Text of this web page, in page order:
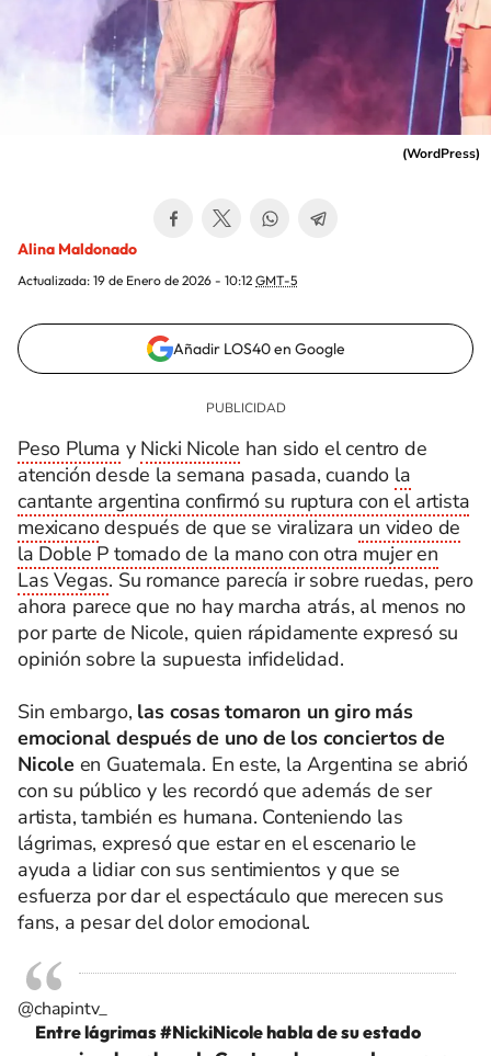
(WordPress)
Alina Maldonado
Actualizada: 19 de Enero de 2026 - 10:12 GMT-5
Añadir LOS40 en Google
Peso Pluma y Nicki Nicole han sido el centro de
atención desde la semana pasada, cuando la
cantante argentina confirmó su ruptura con el artista
mexicanodespués de que se viralizara un video de
la Doble P tomado de la mano con otra mujer en
Las Vegas. Su romance parecía ir sobre ruedas, pero
ahora parece que no hay marcha atrás, al menos no
por parte de Nicole, quien rápidamente expresó su
opinión sobre la supuesta infidelidad.
Sin embargo, las cosas tomaron un giro más
emocional después de uno de los conciertos de
Nicoleen Guatemala. En este, la Argentina se abrió
con su público y les recordó que además de ser
artista, también es humana. Conteniendo las
lágrimas, expresó que estar en el escenario le
ayuda a lidiar con sus sentimientos y que se
esfuerza por dar el espectáculo que merecen sus
fans, a pesar del dolor emocional.
@chapintv_
Entre lágrimas#NickiNicolehabla de su estado